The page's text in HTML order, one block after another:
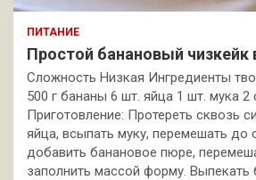
ПИТАНИЕ
Простой банановый чизкейк
Сложность Низкая Ингредиенты
500 г бананы 6 шт. яйца 1 шт. мука 2
Приготовление: Протереть сквозь
яйца, всыпать муку, перемешать до
добавить банановое пюре,
заполнить массой форму. Выпекать